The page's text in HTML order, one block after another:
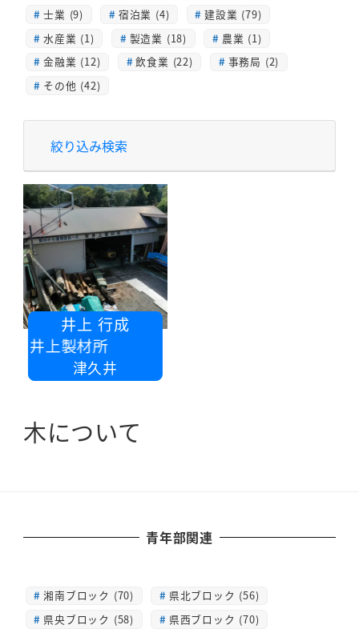
士業 (9)
宿泊業 (4)
建設業 (79)
水産業 (1)
製造業 (18)
農業 (1)
金融業 (12)
飲食業 (22)
事務局 (2)
その他 (42)
絞り込み検索
井上 行成
井上製材所
津久井
木について
青年部関連
湘南ブロック (70)
県北ブロック (56)
県央ブロック (58)
県西ブロック (70)